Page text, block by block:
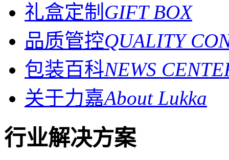
礼盒定制 GIFT BOX
品质管控QUALITY
包装百科NEWS
关于力嘉About Lukka
行业解决方案